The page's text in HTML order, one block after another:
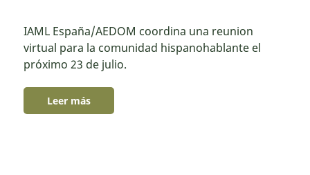
IAML España/AEDOM coordina una reunion
virtual para la comunidad hispanohablante el
próximo 23 de julio.
Leer más